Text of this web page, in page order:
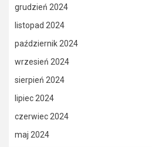
grudzień 2024
listopad 2024
październik 2024
wrzesień 2024
sierpień 2024
lipiec 2024
czerwiec 2024
maj 2024